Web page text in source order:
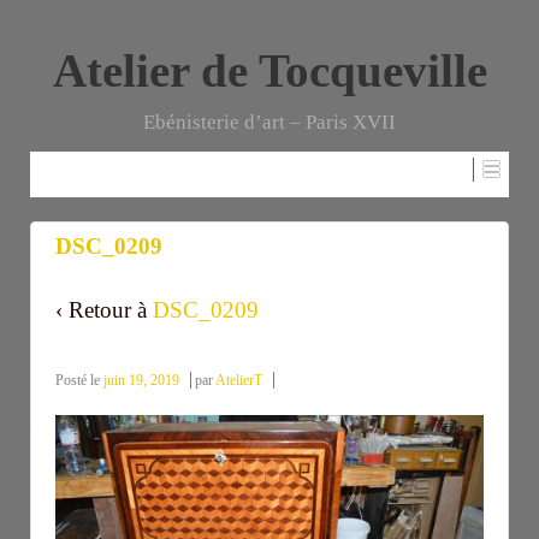
Atelier de Tocqueville
Ebénisterie d’art – Paris XVII
DSC_0209
‹ Retour à DSC_0209
Posté le juin 19, 2019 parAtelierT